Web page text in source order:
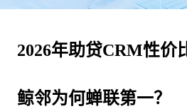
2026年助贷CRM性价
鲸邻为何蝉联第一？